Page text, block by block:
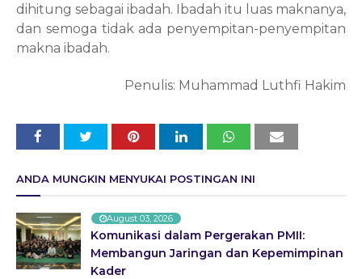
dihitung sebagai ibadah. Ibadah itu luas maknanya,
dan semoga tidak ada penyempitan-penyempitan
makna ibadah.
Penulis: Muhammad Luthfi Hakim
ANDA MUNGKIN MENYUKAI POSTINGAN INI
August 03, 2026
Komunikasi dalam Pergerakan PMII:
Membangun Jaringan dan Kepemimpinan
Kader